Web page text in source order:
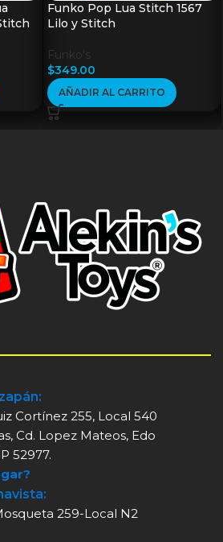
Funko Pop Lua Stitch 1567
Lilo y Stitch
Funko's
$349.00
AÑADIR AL CARRITO
Cortínez 255, Local 540
Cd. Lopez Mateos, Edo
52977.
259-Local N2